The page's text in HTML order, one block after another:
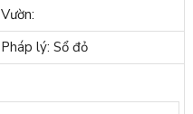
Vườn:
Pháp lý: Sổ đỏ